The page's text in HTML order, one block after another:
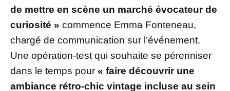
de mettre en scène un marché évocateur de
curiosité » commence Emma Fonteneau,
chargé de communication sur l’événement.
Une opération-test qui souhaite se pérenniser
dans le temps pour « faire découvrir une
ambiance rétro-chic vintage incluse au sein